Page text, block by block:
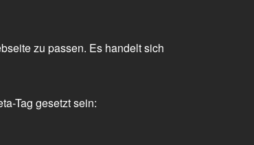
zu passen. Es handelt sich
Tag gesetzt sein: